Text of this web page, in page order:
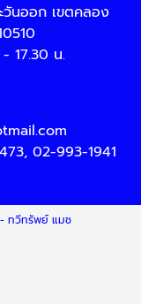
นออก เขตคลอง
17.30 น.
, 02-993-1941
ทวีทรัพย์ แมช